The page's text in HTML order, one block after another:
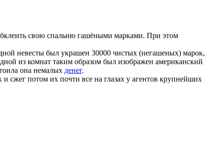
свою спальню гашёными марками. При этом
невесты был украшен 30000 чистых (негашеных) марок,
из комнат таким образом был изображен американский
она немалых денег.
сжег потом их почти все на глазах у агентов крупнейших